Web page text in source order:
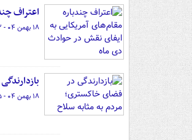
اعتراف
۱۸ بهمن ۰۴ - ۱۵:۱۲
۱۸ بهمن ۰۴ - ۰۰:۵۵